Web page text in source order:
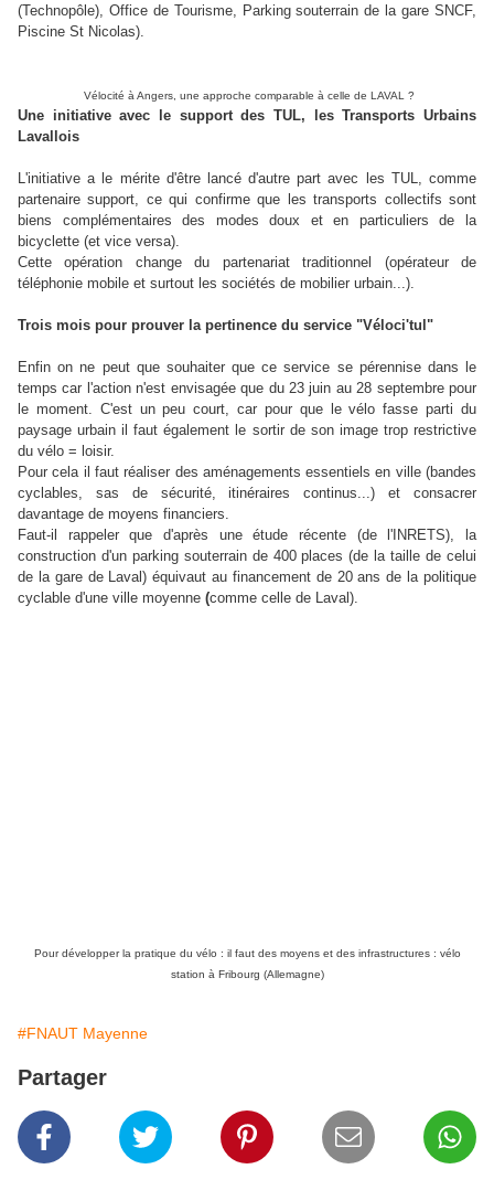
(Technopôle), Office de Tourisme, Parking souterrain de la gare SNCF,
Piscine St Nicolas).
Vélocité à Angers, une approche comparable à celle de LAVAL ?
Une initiative avec le support des TUL, les Transports Urbains
Lavallois
L'initiative a le mérite d'être lancé d'autre part avec les TUL, comme
partenaire support, ce qui confirme que les transports collectifs sont
biens complémentaires des modes doux et en particuliers de la
bicyclette (et vice versa).
Cette opération change du partenariat traditionnel (opérateur de
téléphonie mobile et surtout les sociétés de mobilier urbain...).
Trois mois pour prouver la pertinence du service "Véloci'tul"
Enfin on ne peut que souhaiter que ce service se pérennise dans le
temps car l'action n'est envisagée que du 23 juin au 28 septembre pour
le moment. C'est un peu court, car pour que le vélo fasse parti du
paysage urbain il faut également le sortir de son image trop restrictive
du vélo = loisir.
Pour cela il faut réaliser des aménagements essentiels en ville (bandes
cyclables, sas de sécurité, itinéraires continus...) et consacrer
davantage de moyens financiers.
Faut-il rappeler que d'après une étude récente (de l'INRETS), la
construction d'un parking souterrain de 400 places (de la taille de celui
de la gare de Laval) équivaut au financement de 20 ans de la politique
cyclable d'une ville moyenne (comme celle de Laval).
Pour développer la pratique du vélo : il faut des moyens et des infrastructures : vélo
station à Fribourg (Allemagne)
#FNAUT Mayenne
Partager